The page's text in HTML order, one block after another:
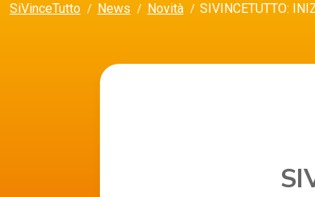
SiVinceTutto News Novità SIVINCETUTTO: